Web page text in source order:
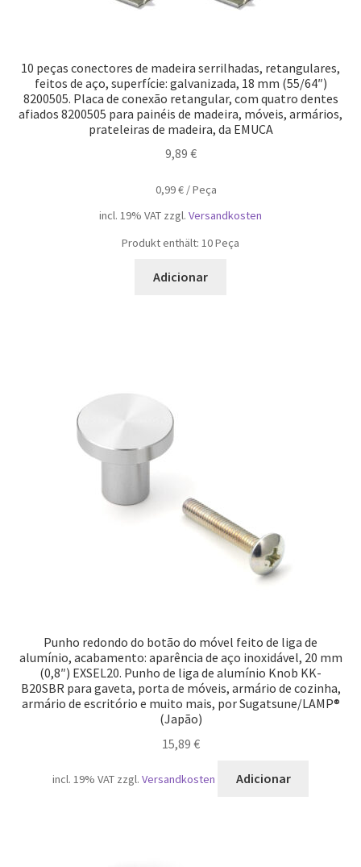
10 peças conectores de madeira serrilhadas, retangulares,
feitos de aço, superfície: galvanizada, 18 mm (55/64″)
8200505. Placa de conexão retangular, com quatro dentes
afiados 8200505 para painéis de madeira, móveis, armários,
prateleiras de madeira, da EMUCA
9,89 €
0,99€ /Peça
incl. 19% VAT zzgl. Versandkosten
Produkt enthält: 10Peça
Adicionar
Punho redondo do botão do móvel feito de liga de
alumínio, acabamento: aparência de aço inoxidável, 20 mm
(0,8″) EXSEL20. Punho de liga de alumínio Knob KK-
B20SBR para gaveta, porta de móveis, armário de cozinha,
armário de escritório e muito mais, por Sugatsune/LAMP®
(Japão)
15,89 €
incl. 19% VAT zzgl. Versandkosten Adicionar